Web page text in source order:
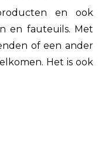
en ook
en fauteuils. Met
of een ander
Het is ook
industriële of